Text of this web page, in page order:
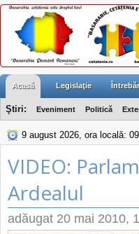
Acasă Legislaţie
Ştiri: Eveniment Politică
9 august 2026, ora locală:
VIDEO:
Ardealul
adăugat 20 mai 2010,